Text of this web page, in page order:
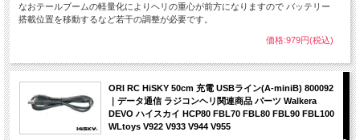
なおテールブームの軽量化によりヘリの重心が前方になりますので バッテリー
搭載位置を移動するなど若干の調整が必要です。
価格:979円(税込)
ORI RC HiSKY 50cm 充電 USBライン(A-miniB) 800092
｜データ通信 ラジコンヘリ関連商品 パーツ Walkera
DEVO ハイスカイ HCP80 FBL70 FBL80 FBL90 FBL100
WLtoys V922 V933 V944 V955